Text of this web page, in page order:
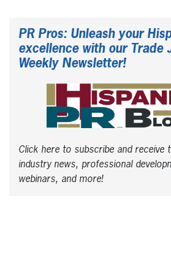
PR Pros: Unleash your
excellence with our Trade
Weekly Newsletter!
Click here to subscribe and receive
industry news, professional
webinars, and more!